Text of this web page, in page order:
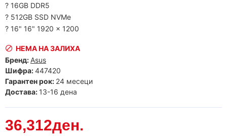
? 16GB DDR5
? 512GB SSD NVMe
? 16" 16" 1920 x 1200
36,312ден.
НЕМА НА ЗАЛИХА
Бренд: Asus
Шифра:447420
Гарантен рок: 24 месеци
Достава: 13-16 дена